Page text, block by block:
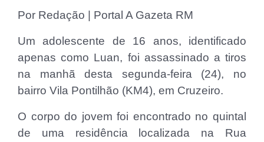
Por Redação | Portal A Gazeta RM
Um adolescente de 16 anos, identificado
apenas como Luan, foi assassinado a tiros
na manhã desta segunda-feira (24), no
bairro Vila Pontilhão (KM4), em Cruzeiro.
O corpo do jovem foi encontrado no quintal
de uma residência localizada na Rua